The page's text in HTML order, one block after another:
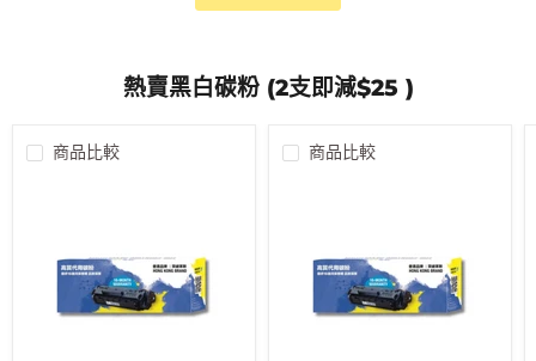
熱賣黑白碳粉 (2支即減$25 )
商品比較 商品比較